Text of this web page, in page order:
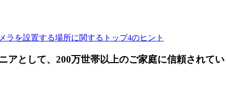
ラを設置する場所に関するトップ4のヒント
アとして、200万世帯以上のご家庭に信頼されて